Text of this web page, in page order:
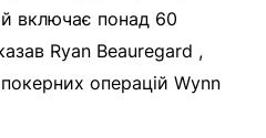
включає понад 60
Ryan Beauregard ,
операцій Wynn